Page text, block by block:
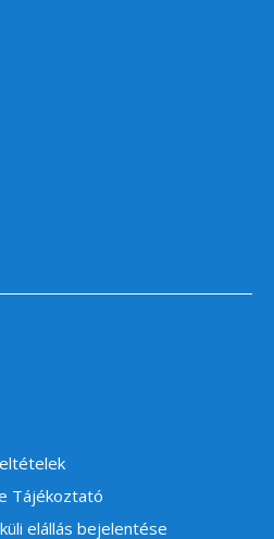
Tájékoztató
elállás bejelentése